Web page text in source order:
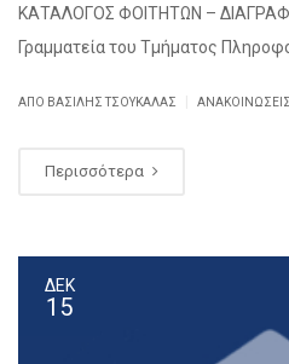
ΚΑΤΑΛΟΓΟΣ ΦΟΙΤΗΤΩΝ –
Γραμματεία του Τμήματος
ΑΠΌ ΒΑΣΊΛΗΣ ΤΣΟΥΚΑΛΆΣ ΑΝΑΚΟΙΝΏΣΕΙΣ
Περισσότερα
ΔΕΚ
15